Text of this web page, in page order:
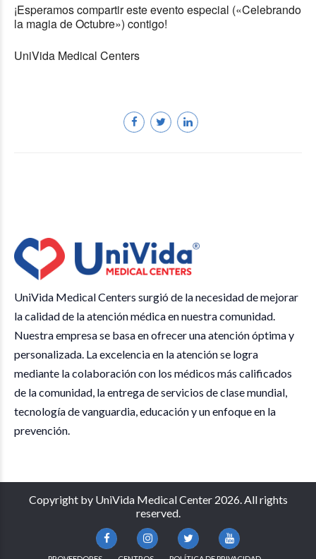
¡Esperamos compartir este evento especial («Celebrando
la magia de Octubre») contigo!
UniVida Medical Centers
UniVida Medical Centers surgió de la necesidad de mejorar
la calidad de la atención médica en nuestra comunidad.
Nuestra empresa se basa en ofrecer una atención óptima y
personalizada. La excelencia en la atención se logra
mediante la colaboración con los médicos más calificados
de la comunidad, la entrega de servicios de clase mundial,
tecnología de vanguardia, educación y un enfoque en la
prevención.
Copyright by UniVida Medical Center 2026. All rights
reserved.